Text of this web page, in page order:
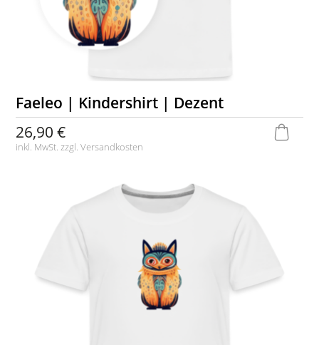
Faeleo | Kindershirt | Dezent
26,90 €
inkl. MwSt. zzgl.Versandkosten